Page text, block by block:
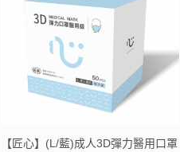
【匠心】(L/藍)成人3D彈力醫用口罩